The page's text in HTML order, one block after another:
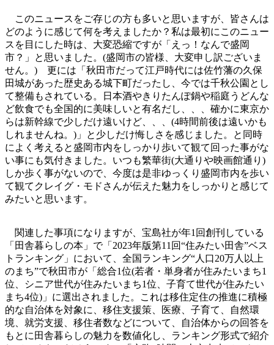
このニュースをご存じの方も多いと思いますが、皆さんは
どのように感じて何を考えましたか？私は最初にこのニュー
スを目にした時は、大変恐縮ですが「えっ！なんで盛岡
市？」と思いました。(盛岡市の皆様、大変申し訳ございま
せん。) 更には「秋田市だって江戸時代には佐竹藩の久保
田城があった歴史ある城下町だったし、今では千秋公園とし
て整備もされている。日本酒やきりたんぽ鍋や稲庭うどんな
ど飲食でも全国的に美味しいと有名だし、、、確かに東京か
らは新幹線で少しだけ遠いけど、、、(4時間前後は遠いかも
しれませんね。)」と少しだけ悔しさを感じました。と同時
によく考えると盛岡市内をしっかり歩いて観て回った事がな
い事にも気付きました。いつも繁華街(大通りや映画館通り)
しか歩く事がないので、今度は是非ゆっくり盛岡市内を歩い
て観てクレイグ・モドさんが伝えた魅力をしっかりと感じて
みたいと思います。
関連した事項になりますが、宝島社が年1回創刊している
「田舎暮らしの本」で「2023年版第11回“住みたい田舎”ベス
トランキング」において、全国ランキング“人口20万人以上
のまち”で秋田市が「総合1位(若者・単身者が住みたいまち1
位、シニア世代が住みたいまち1位、子育て世代が住みたい
まち4位)」に選出されました。これは移住定住の推進に積極
的な自治体を対象に、移住支援策、医療、子育て、自然環
境、就労支援、移住者数などについて、自治体からの回答を
もとに田舎暮らしの魅力を数値化し、ランキング形式で紹介